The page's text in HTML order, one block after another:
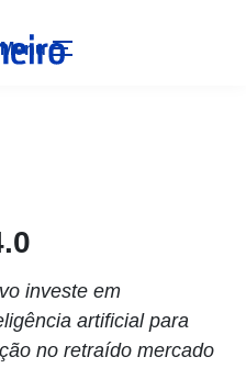
Menu
investe em
artificial para
no retraído mercado